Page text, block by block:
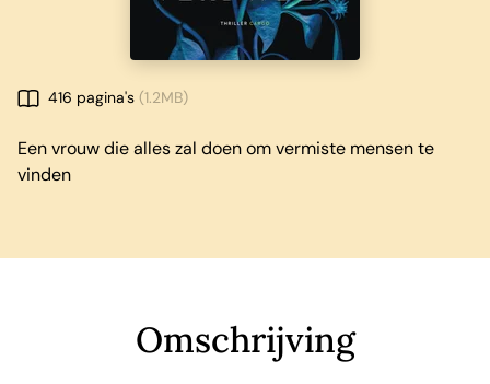
416 pagina's (1.2MB)
Een vrouw die alles zal doen om vermiste mensen te
vinden
Omschrijving